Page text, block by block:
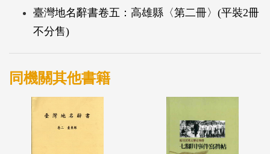
臺灣地名辭書卷五：高雄縣〈第二冊〉(平裝2冊
不分售)
同機關其他書籍